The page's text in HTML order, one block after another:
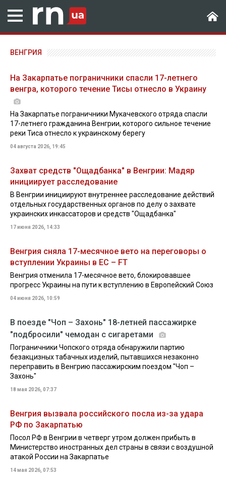
ВЕНГРИЯ
На Закарпатье пограничники спасли 17-летнего
венгра, которого течение Тисы отнесло в Украину
На Закарпатье пограничники Мукачевского отряда спасли
17-летнего гражданина Венгрии, которого сильное течение
реки Тиса отнесло к украинскому берегу
04 августа 2026, 19:45
Захват средств "Ощадбанка" в Венгрии: Мадяр
инициирует расследование
В Венгрии инициируют внутреннее расследование действий
отдельных государственных органов по делу о захвате
украинских инкассаторов и средств "Ощадбанка"
17 июня 2026, 14:33
Венгрия сняла 17-месячное вето на переговоры о
вступлении Украины в ЕС – FT
Венгрия отменила 17-месячное вето, блокировавшее
прогресс Украины на пути к вступлению в Европейский Союз
04 июня 2026, 10:59
В поезде "Чоп – Захонь" 18-летней пассажирке
"подбросили" чемодан с сигаретами
Пограничники Чопского отряда обнаружили партию
безакцизных табачных изделий, пытавшихся незаконно
переправить в Венгрию пассажирским поездом "Чоп –
Захонь"
18 мая 2026, 07:37
Венгрия вызвала российского посла из-за удара
РФ по Закарпатью
Посол РФ в Венгрии в четверг утром должен прибыть в
Министерство иностранных дел страны в связи с воздушной
атакой России на Закарпатье
14 мая 2026, 07:53